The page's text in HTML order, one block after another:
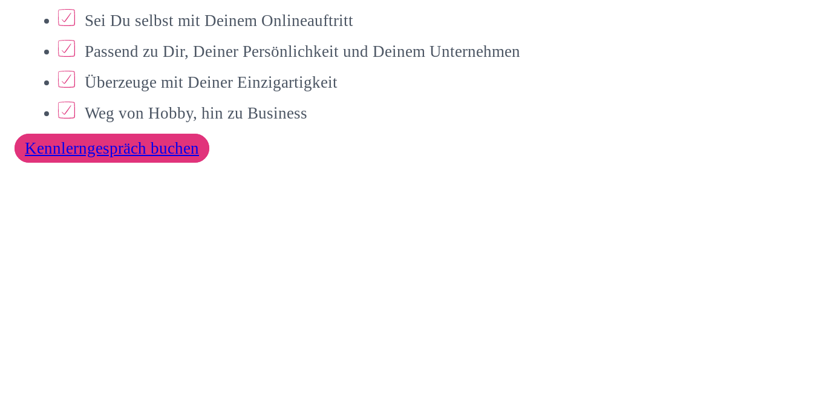
Sei Du selbst mit Deinem Onlineauftritt
Passend zu Dir, Deiner Persönlichkeit und Deinem Unternehmen
Überzeuge mit Deiner Einzigartigkeit
Weg von Hobby, hin zu Business
Kennlerngespräch buchen